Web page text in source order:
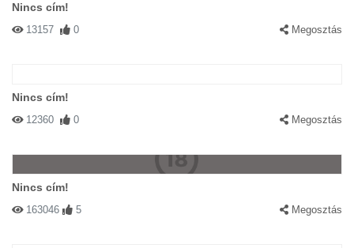
Nincs cím!
13157 0 Megosztás
Nincs cím!
12360 0 Megosztás
Nincs cím!
163046 5 Megosztás